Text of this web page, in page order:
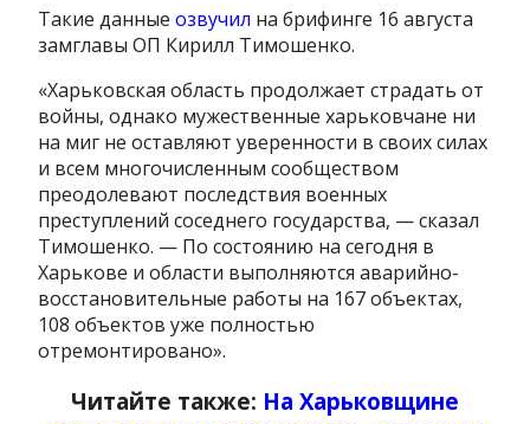
Такие данныеозвучил на брифинге 16 августа
замглавы ОП Кирилл Тимошенко.
«Харьковская область продолжает страдать от
войны, однако мужественные харьковчане ни
на миг не оставляют уверенности в своих силах
и всем многочисленным сообществом
преодолевают последствия военных
преступлений соседнего государства, — сказал
Тимошенко. — По состоянию на сегодня в
Харькове и области выполняются аварийно-
восстановительные работы на 167 объектах,
108 объектов уже полностью
отремонтировано».
Читайте также: На Харьковщине